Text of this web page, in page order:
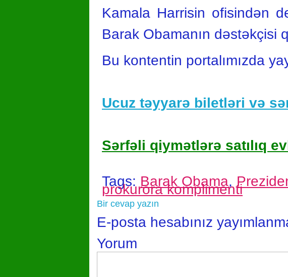
Kamala Harrisin ofisindən
Barak Obamanın dəstəkçisi
Bu kontentin portalımızda
Ucuz təyyarə biletləri və
Sərfəli qiymətlərə satılıq
Tags: Barak Obama,
prokurora komplimenti
Bir cevap yazın
E-posta hesabınız
Yorum